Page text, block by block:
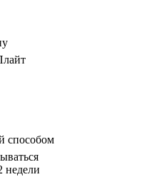
способом
недели